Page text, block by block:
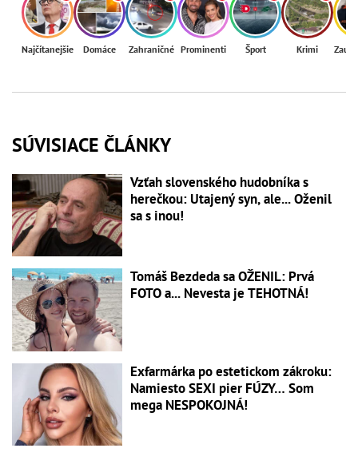
Najčítanejšie Domáce Zahraničné Prominenti Šport Krimi
SÚVISIACE ČLÁNKY
Vzťah slovenského hudobníka s
herečkou: Utajený syn, ale... Oženil
sa s inou!
Tomáš Bezdeda sa OŽENIL: Prvá
FOTO a... Nevesta je TEHOTNÁ!
Exfarmárka po estetickom zákroku:
Namiesto SEXI pier FÚZY… Som
mega NESPOKOJNÁ!